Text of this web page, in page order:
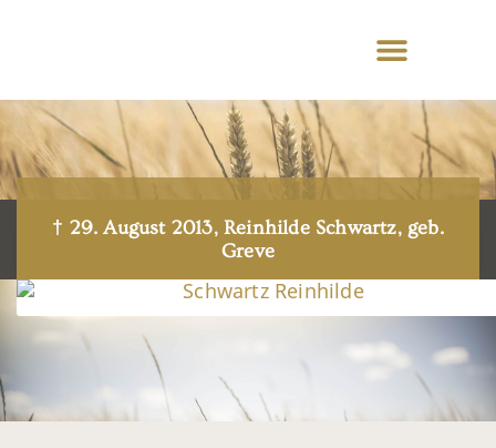
† 29. August 2013, Reinhilde Schwartz, geb.
Greve